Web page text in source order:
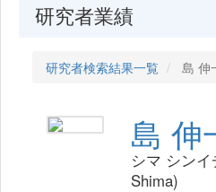
研究者業績
研究者検索結果一覧 島 伸
島 伸
シマ シン
Shima)